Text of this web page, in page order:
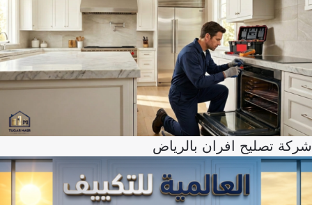
شركة تصليح افران بالرياض